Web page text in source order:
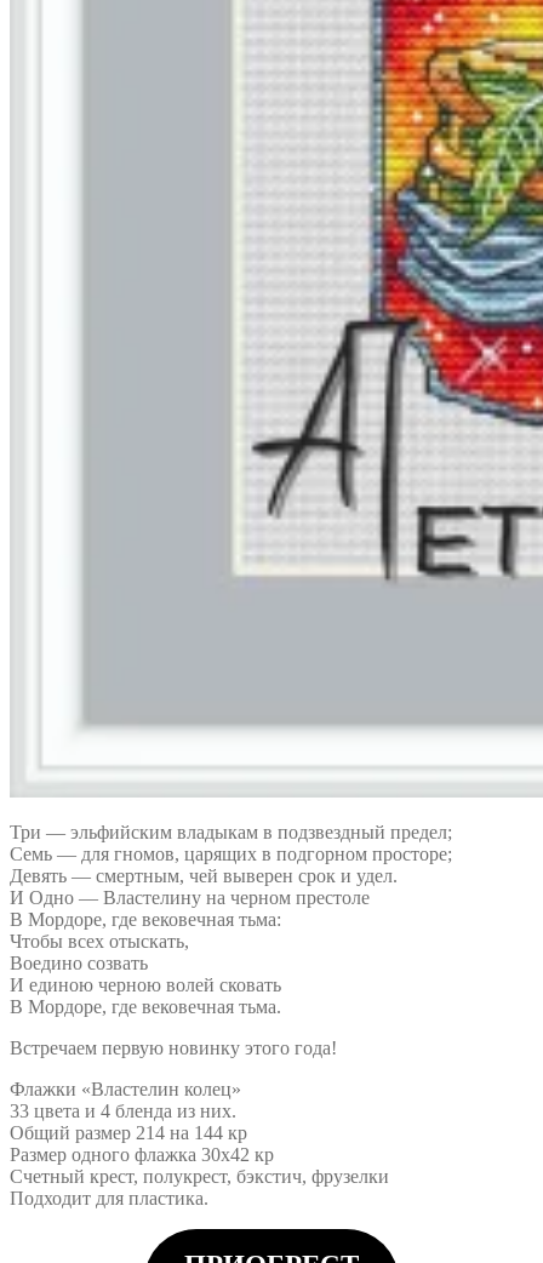
Три — эльфийским владыкам в подзвездный предел;
Семь — для гномов, царящих в подгорном просторе;
Девять — смертным, чей выверен срок и удел.
И Одно — Властелину на черном престоле
В Мордоре, где вековечная тьма:
Чтобы всех отыскать,
Воедино созвать
И единою черною волей сковать
В Мордоре, где вековечная тьма.
Встречаем первую новинку этого года!
Флажки «Властелин колец»
33 цвета и 4 бленда из них.
Общий размер 214 на 144 кр
Размер одного флажка 30х42 кр
Счетный крест, полукрест, бэкстич, фрузелки
Подходит для пластика.